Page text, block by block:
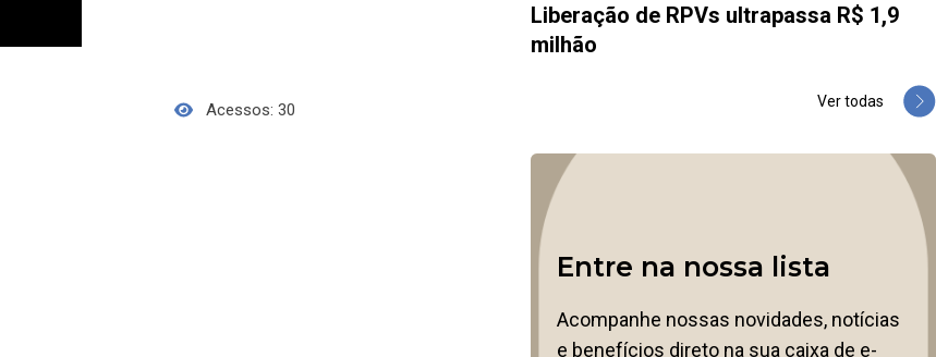
Acessos: 30
Liberação de RPVs ultrapassa R$ 1,9
milhão
Ver todas
Entre na nossa lista
Acompanhe nossas novidades, notícias
e benefícios direto na sua caixa de e-